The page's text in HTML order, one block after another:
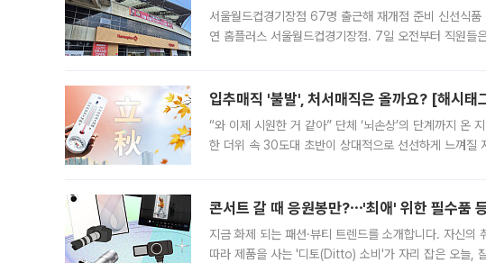
서울월드컵경기장점 67명 출근해 재개점 준비 신선식
연 홈플러스 서울월드컵경기장점. 7일 오전부터 직원들
입추매직 '불발', 처서매직은 올까요? [해시태
“와 이제 시원한 거 같아” 단체 ‘뇌손상’의 단계까지
한 더위 속 30도대 초반이 상대적으로 선선하게 느껴질
콘서트 갈 때 응원봉만?⋯'최애' 위한 필수품
지금 화제 되는 패션·뷰티 트렌드를 소개합니다. 자신
따라 제품을 사는 '디토(Ditto) 소비'가 자리 잡은 오늘,